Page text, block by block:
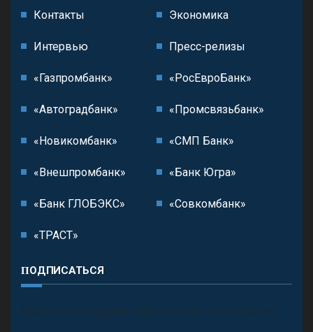
Контакты Экономика
Интервью Пресс-релизы
«Газпромбанк» «РосЕвроБанк»
«Автоградбанк» «Промсвязьбанк»
«Новикомбанк» «СМП Банк»
«Внешпромбанк» «Банк Югра»
«Банк ГЛОБЭКС» «Совкомбанк»
«ТРАСТ»
ПОДПИСАТЬСЯ
П олучить последние обновления и предложения.